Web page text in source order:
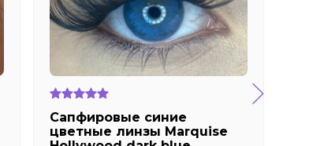
Сапфировые синие
цветные линзы Marquise